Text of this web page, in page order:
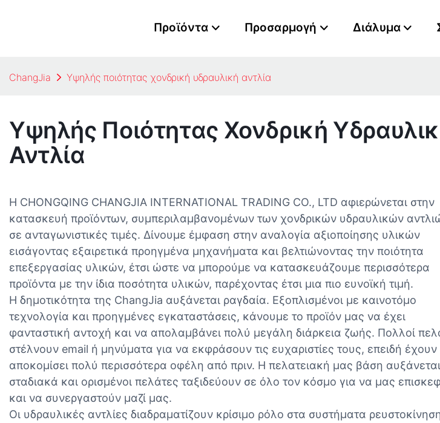
Προϊόντα Προσαρμογή Διάλυμα
ChangJia Υψηλής ποιότητας χονδρική υδραυλική αντλία
Υψηλής Ποιότητας Χονδρική
Αντλία
Η CHONGQING CHANGJIA INTERNATIONAL TRADING CO., LTD αφιερώνεται στην
κατασκευή προϊόντων, συμπεριλαμβανομένων των χονδρικών υδραυλικών
σε ανταγωνιστικές τιμές. Δίνουμε έμφαση στην αναλογία αξιοποίησης υλικών
εισάγοντας εξαιρετικά προηγμένα μηχανήματα και βελτιώνοντας την ποιότητα
επεξεργασίας υλικών, έτσι ώστε να μπορούμε να κατασκευάζουμε περισσότερα
προϊόντα με την ίδια ποσότητα υλικών, παρέχοντας έτσι μια πιο ευνοϊκή τιμή.
Η δημοτικότητα της ChangJia αυξάνεται ραγδαία. Εξοπλισμένοι με καινοτόμο
τεχνολογία και προηγμένες εγκαταστάσεις, κάνουμε το προϊόν μας να έχει
φανταστική αντοχή και να απολαμβάνει πολύ μεγάλη διάρκεια ζωής. Πολλοί
στέλνουν email ή μηνύματα για να εκφράσουν τις ευχαριστίες τους, επειδή έχουν
αποκομίσει πολύ περισσότερα οφέλη από πριν. Η πελατειακή μας βάση αυξάνεται
σταδιακά και ορισμένοι πελάτες ταξιδεύουν σε όλο τον κόσμο για να μας
και να συνεργαστούν μαζί μας.
Οι υδραυλικές αντλίες διαδραματίζουν κρίσιμο ρόλο στα συστήματα